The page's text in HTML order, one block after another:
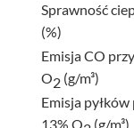
Sprawność
(%)
Emisja CO
O2(g/m³)
Emisja pyłków
13% O (g/m³)